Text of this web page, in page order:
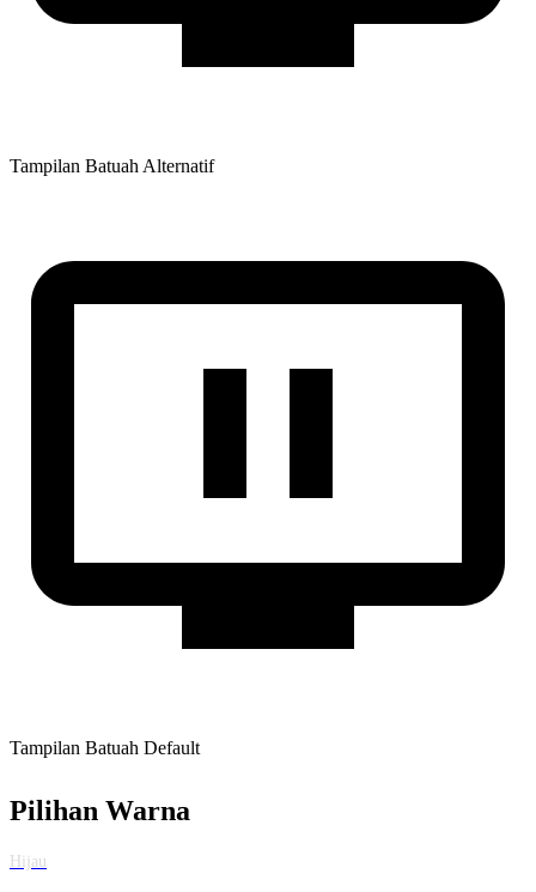
Tampilan Batuah Alternatif
Tampilan Batuah Default
Pilihan Warna
Hijau